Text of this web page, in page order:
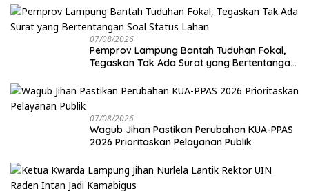
07/08/2026
Pemprov Lampung Bantah Tuduhan Fokal,
Tegaskan Tak Ada Surat yang Bertentangan
07/08/2026
Wagub Jihan Pastikan Perubahan KUA-PPAS
2026 Prioritaskan Pelayanan Publik